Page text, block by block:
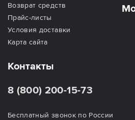
Возврат средств
Прайс-листы
Условия доставки
Карта сайта
Контакты
8 (800) 200-15-73
Бесплатный звонок по России